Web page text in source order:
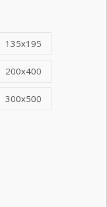
135x195
200x400
300x500